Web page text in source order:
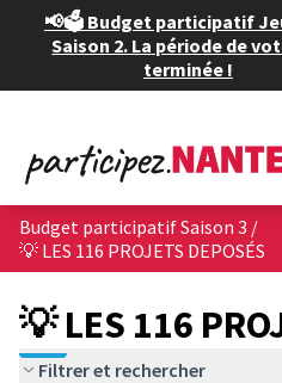
📢🗳️ Budget participatif
Saison 2. La période de
terminée !
Budget participatif Saison 3 /
💡 LES 116 PROJETS DEPOSÉS
💡 LES 116
Filtrer et rechercher